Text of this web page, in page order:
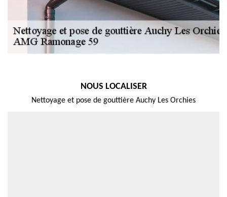
NOUS LOCALISER
Nettoyage et pose de gouttière Auchy Les Orchies